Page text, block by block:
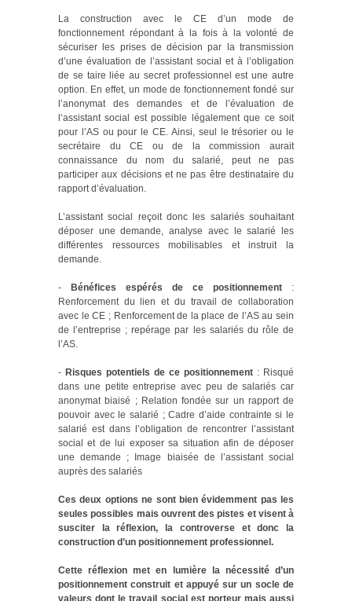
La construction avec le CE d’un mode de
fonctionnement répondant à la fois à la volonté de
sécuriser les prises de décision par la transmission
d’une évaluation de l’assistant social et à l’obligation
de se taire liée au secret professionnel est une autre
option. En effet, un mode de fonctionnement fondé sur
l’anonymat des demandes et de l’évaluation de
l’assistant social est possible légalement que ce soit
pour l’AS ou pour le CE. Ainsi, seul le trésorier ou le
secrétaire du CE ou de la commission aurait
connaissance du nom du salarié, peut ne pas
participer aux décisions et ne pas être destinataire du
rapport d’évaluation.
L’assistant social reçoit donc les salariés souhaitant
déposer une demande, analyse avec le salarié les
différentes ressources mobilisables et instruit la
demande.
- Bénéfices espérés de ce positionnement :
Renforcement du lien et du travail de collaboration
avec le CE ; Renforcement de la place de l’AS au sein
de l’entreprise ; repérage par les salariés du rôle de
l’AS.
- Risques potentiels de ce positionnement : Risqué
dans une petite entreprise avec peu de salariés car
anonymat biaisé ; Relation fondée sur un rapport de
pouvoir avec le salarié ; Cadre d’aide contrainte si le
salarié est dans l’obligation de rencontrer l’assistant
social et de lui exposer sa situation afin de déposer
une demande ; Image biaisée de l’assistant social
auprès des salariés
Ces deux options ne sont bien évidemment pas les
seules possibles mais ouvrent des pistes et visent à
susciter la réflexion, la controverse et donc la
construction d’un positionnement professionnel.
Cette réflexion met en lumière la nécessité d’un
positionnement construit et appuyé sur un socle de
valeurs dont le travail social est porteur mais aussi